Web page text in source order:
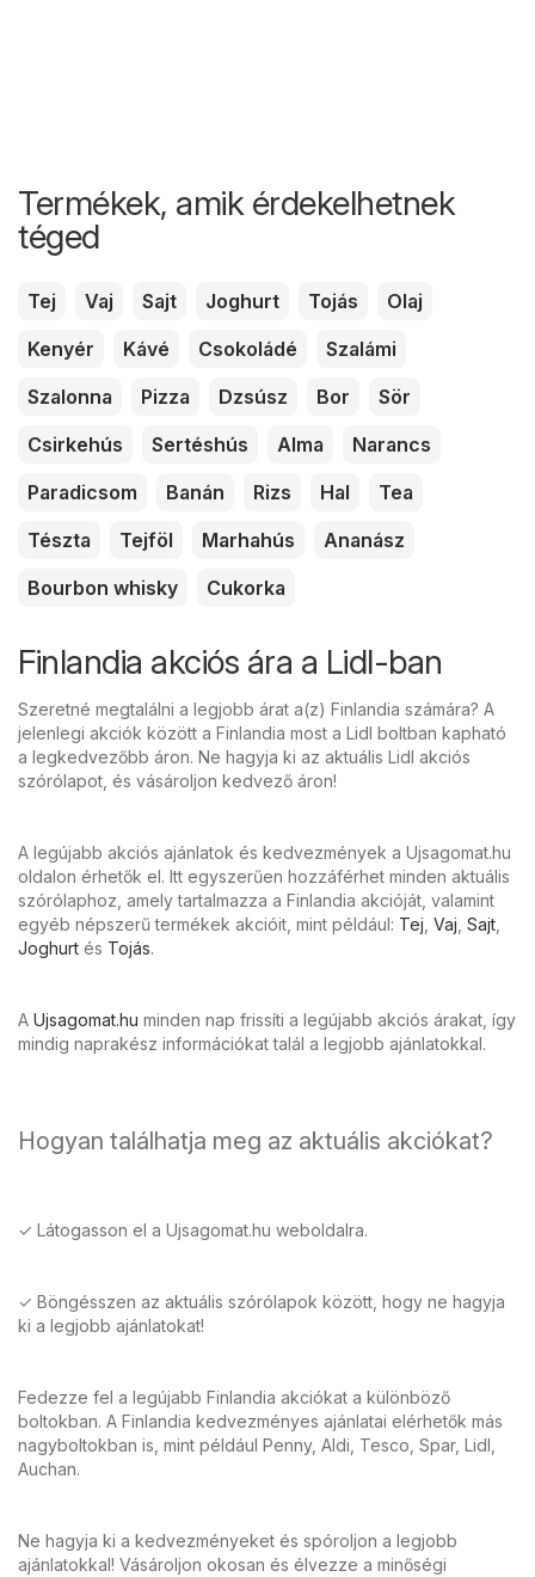
Termékek, amik érdekelhetnek
téged
Tej Vaj Sajt Joghurt Tojás
Olaj
Kenyér
Kávé Csokoládé
Szalámi
Szalonna
Pizza Dzsúsz Bor
Sör
Csirkehús
Sertéshús Alma
Narancs
Paradicsom
Banán Rizs Hal
Tea
Tészta
Tejföl Marhahús
Ananász
Bourbon whisky
Cukorka
Finlandia akciós ára a Lidl-ban
Szeretné megtalálni a legjobb árat a(z) Finlandia számára? A
jelenlegi akciók között a Finlandia most a Lidl boltban kapható
a legkedvezőbb áron. Ne hagyja ki az aktuális Lidl akciós
szórólapot, és vásároljon kedvező áron!
A legújabb akciós ajánlatok és kedvezmények a Ujsagomat.hu
oldalon érhetők el. Itt egyszerűen hozzáférhet minden aktuális
szórólaphoz, amely tartalmazza a Finlandia akcióját, valamint
egyéb népszerű termékek akcióit, mint például: Tej Vaj Sajt
Joghurt és Tojás.
A Ujsagomat.hu minden nap frissíti a legújabb akciós árakat, így
mindig naprakész információkat talál a legjobb ajánlatokkal.
Hogyan találhatja meg az aktuális akciókat?
✓ Látogasson el a Ujsagomat.hu weboldalra.
✓ Böngésszen az aktuális szórólapok között, hogy ne hagyja
ki a legjobb ajánlatokat!
Fedezze fel a legújabb Finlandia akciókat a különböző
boltokban. A Finlandia kedvezményes ajánlatai elérhetők más
nagyboltokban is, mint például Penny, Aldi, Tesco, Spar, Lidl,
Auchan.
Ne hagyja ki a kedvezményeket és spóroljon a legjobb
ajánlatokkal! Vásároljon okosan és élvezze a minőségi